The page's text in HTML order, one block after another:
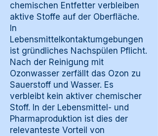
chemischen Entfetter verbleiben
aktive Stoffe auf der Oberfläche.
In
Lebensmittelkontaktumgebungen
ist gründliches Nachspülen Pflicht.
Nach der Reinigung mit
Ozonwasser zerfällt das Ozon zu
Sauerstoff und Wasser. Es
verbleibt kein aktiver chemischer
Stoff. In der Lebensmittel- und
Pharmaproduktion ist dies der
relevanteste Vorteil von